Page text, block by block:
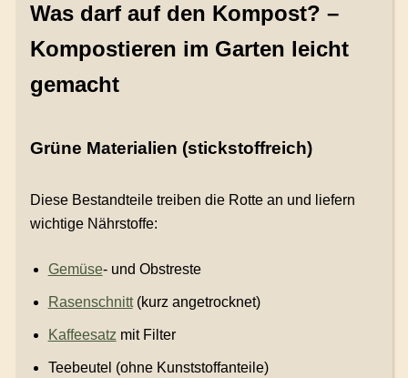
Was darf auf den Kompost? –
Kompostieren im Garten leicht
gemacht
Grüne Materialien (stickstoffreich)
Diese Bestandteile treiben die Rotte an und liefern
wichtige Nährstoffe:
Gemüse- und Obstreste
Rasenschnitt(kurz angetrocknet)
Kaffeesatz mit Filter
Teebeutel (ohne Kunststoffanteile)